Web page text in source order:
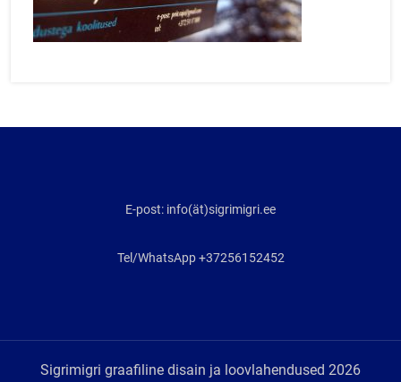
E-post: info(ät)sigrimigri.ee
Tel/WhatsApp +37256152452
Sigrimigri graafiline disain ja loovlahendused 2026